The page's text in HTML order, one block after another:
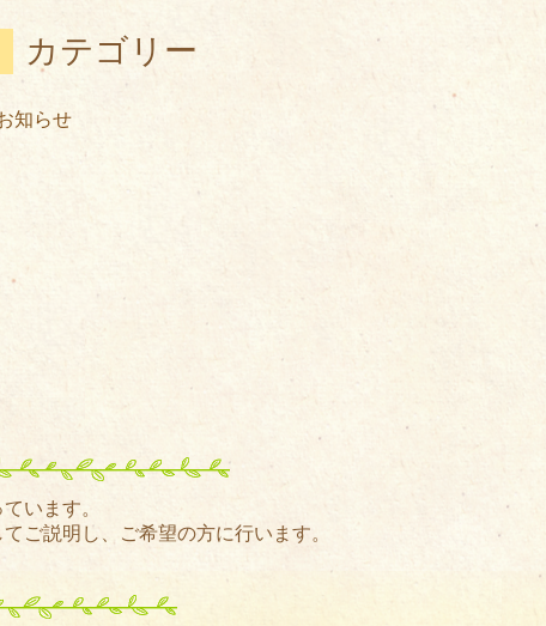
カテゴリー
知らせ
います。
ご説明し、ご希望の方に行います。